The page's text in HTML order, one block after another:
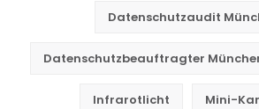
Datenschutzaudit
Datenschutzbeauftragter
Infrarotlicht Mini-